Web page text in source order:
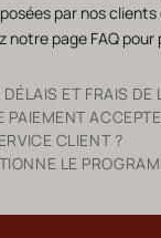
par nos
notre page FAQ pour
ET FRAIS DE
PAIEMENT
CLIENT ?
LE